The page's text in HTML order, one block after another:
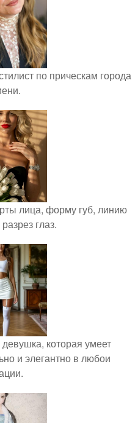
по прическам города
лица, форму губ, линию
глаз.
которая умеет
и элегантно в любои